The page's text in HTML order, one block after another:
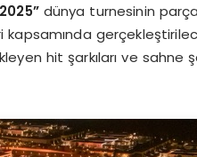
”dünya turnesinin
kapsamında
hit şarkıları ve sahne